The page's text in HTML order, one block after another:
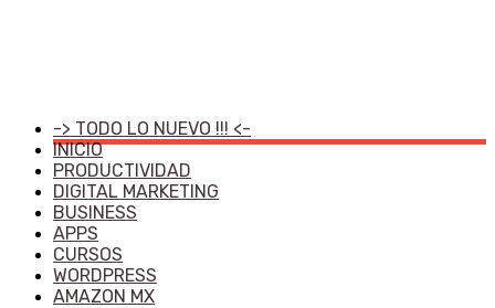
-> TODO LO NUEVO !!! <-
INICIO
PRODUCTIVIDAD
DIGITAL MARKETING
BUSINESS
APPS
CURSOS
WORDPRESS
AMAZON MX